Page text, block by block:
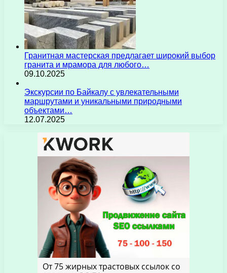
Гранитная мастерская предлагает широкий выбор
гранита и мрамора для любого…
09.10.2025
Экскурсии по Байкалу с увлекательными
маршрутами и уникальными природными
объектами…
12.07.2025